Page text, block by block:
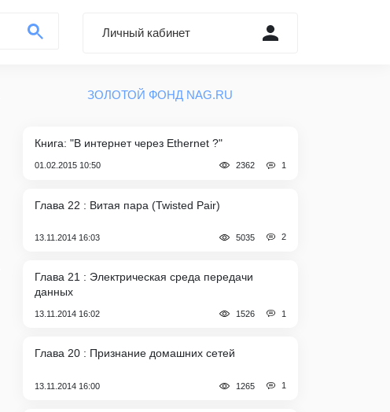
Личный кабинет
ЗОЛОТОЙ ФОНД NAG.RU
Книга: "В интернет через Ethernet ?"
01.02.2015 10:50 2362 1
Глава 22 : Витая пара (Twisted Pair)
13.11.2014 16:03 5035 2
Глава 21 : Электрическая среда передачи
данных
13.11.2014 16:02 1526 1
Глава 20 : Признание домашних сетей
13.11.2014 16:00 1265 1